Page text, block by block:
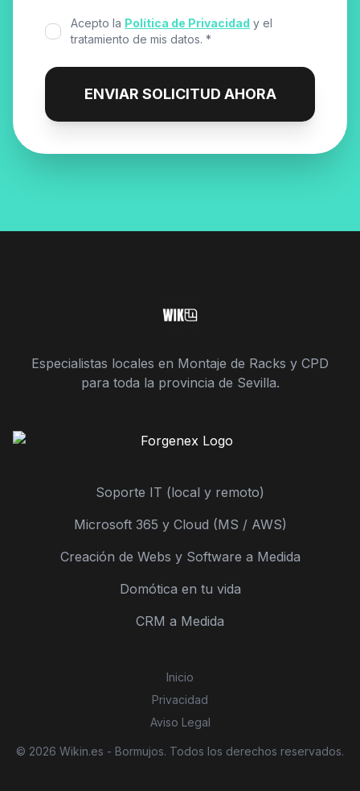
Acepto la Política de Privacidad y el
tratamiento de mis datos. *
ENVIAR SOLICITUD AHORA
Especialistas locales en Montaje de Racks y CPD
para toda la provincia de Sevilla.
Soporte IT (local y remoto)
Microsoft 365 y Cloud (MS / AWS)
Creación de Webs y Software a Medida
Domótica en tu vida
CRM a Medida
Inicio
Privacidad
Aviso Legal
© 2026 Wikin.es - Bormujos. Todos los derechos reservados.